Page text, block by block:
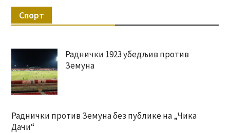
Спорт
Раднички 1923 убедљив против
Земуна
Раднички против Земуна без публике на „Чика
Дачи“